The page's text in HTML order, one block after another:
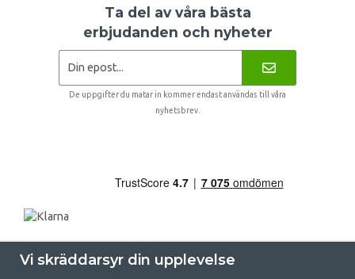
Ta del av våra bästa
erbjudanden och nyheter
De uppgifter du matar in kommer endast användas till våra
nyhetsbrev.
Vi skräddarsyr din upplevelse